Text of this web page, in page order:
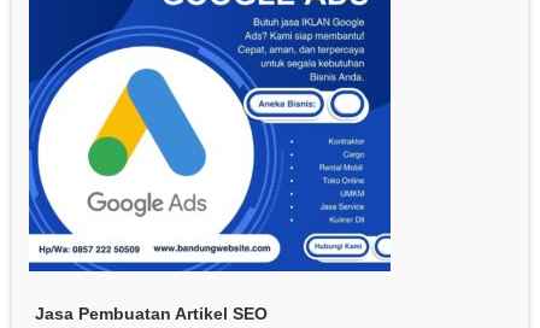
Jasa Pembuatan Artikel SEO